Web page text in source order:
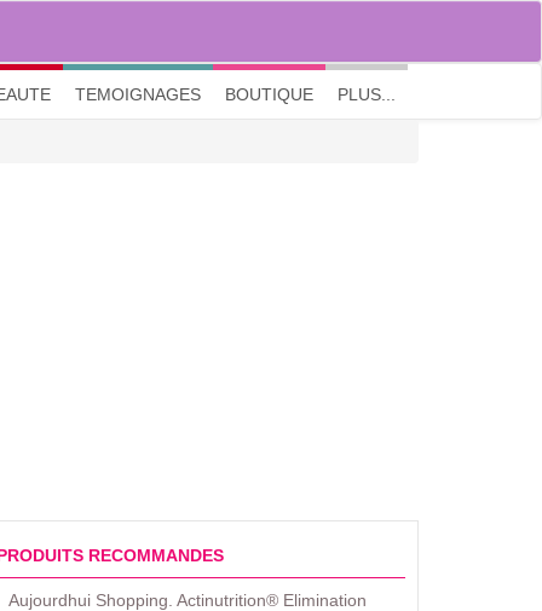
M'inscrire| Me connecter| ? Visite guidée
TEMOIGNAGES BOUTIQUE PLUS...
RECOMMANDES
Aujourdhui Shopping. Actinutrition® Elimination